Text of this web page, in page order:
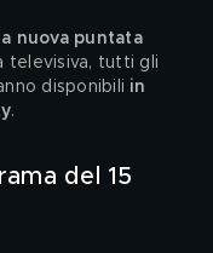
nuova puntata
televisiva, tutti gli
disponibili in
.
del 15